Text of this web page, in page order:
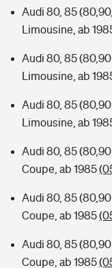
Audi 80, 85
Limousine, ab
Audi 80, 85 (80,90
Limousine, ab
Audi 80, 85 (80,90
Limousine, ab
Audi 80, 85 (80,90
Coupe, ab 1985
Audi 80, 85 (80,90
Coupe, ab 1985
Audi 80, 85 (80,90
Coupe, ab 1985